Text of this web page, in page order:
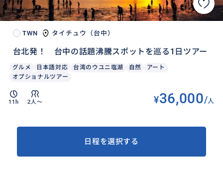
TWN タイチュウ（台中）
台北発！ 台中の話題沸騰スポットを巡る1日ツアー
グルメ 日本語対応 台湾のウユニ塩湖 自然
アート
オプショナルツアー
11h 2人〜 ¥36,000/人
日程を選択する